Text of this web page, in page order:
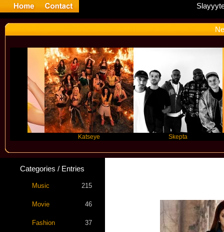
Categories / Entries
Music 215
Movie 46
Fashion 37